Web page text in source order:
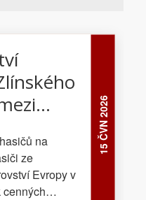
15 ČVN 2026
na
ze
Evropy v